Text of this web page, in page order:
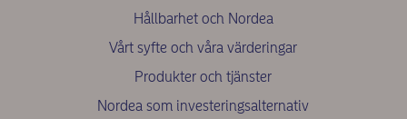
Hållbarhet och Nordea
Vårt syfte och våra värderingar
Produkter och tjänster
Nordea som investeringsalternativ